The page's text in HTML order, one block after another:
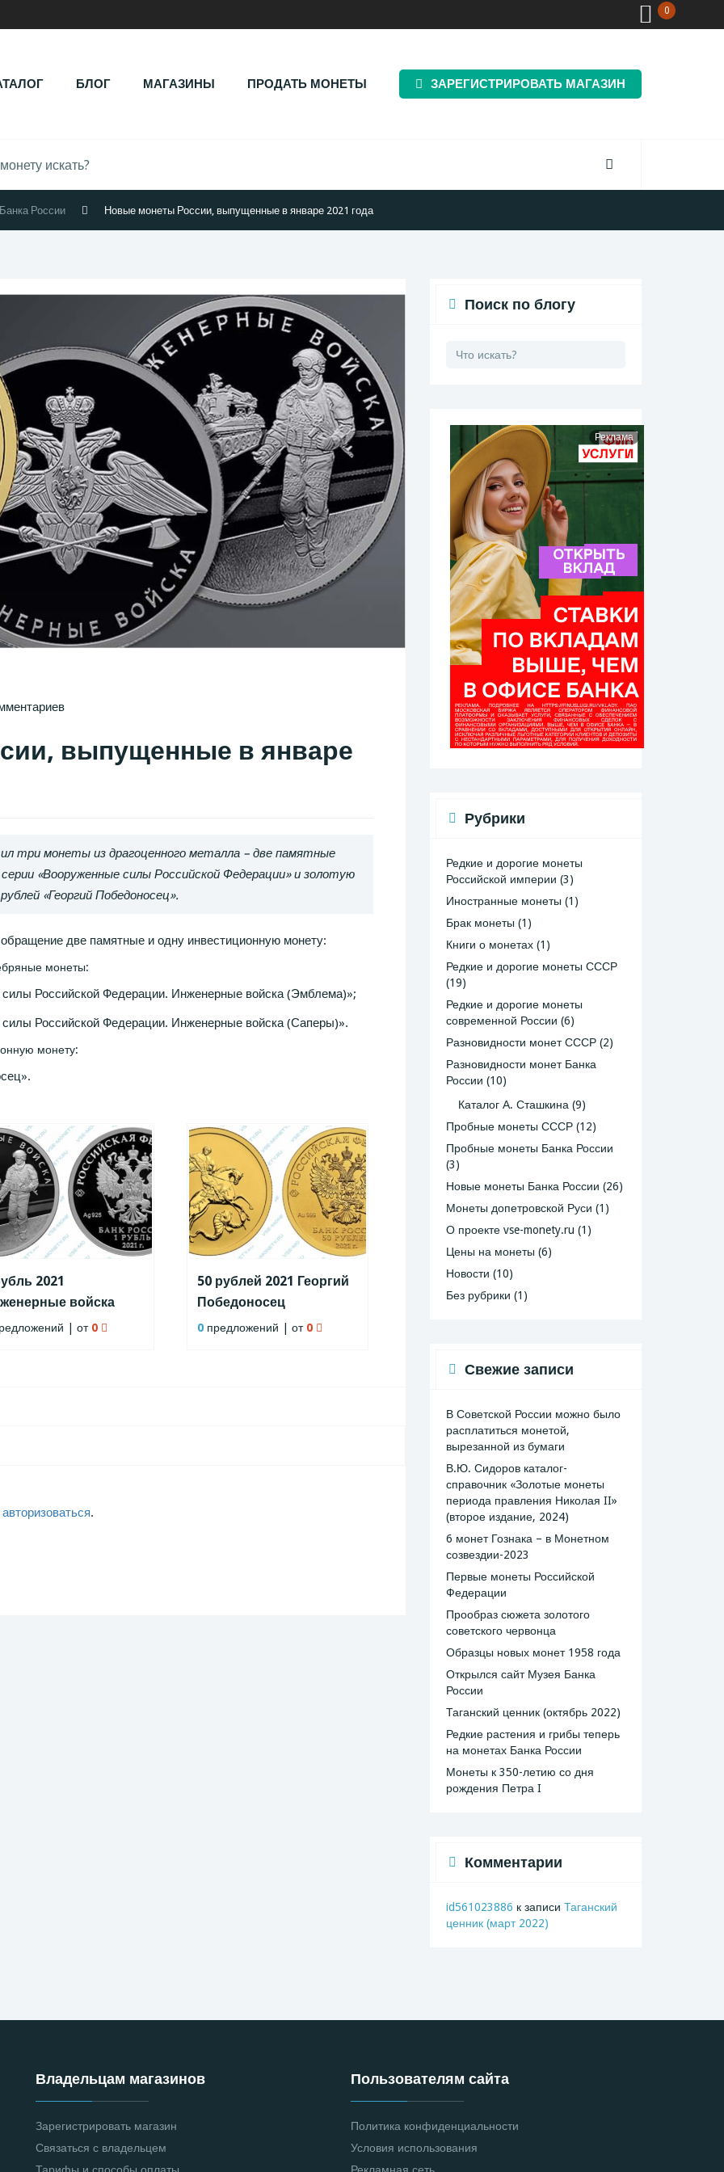
БЛОГ МАГАЗИНЫ ПРОДАТЬ МОНЕТЫ ЗАРЕГИСТРИРОВАТЬ МАГАЗИН
России Новые монеты России, выпущенные в январе 2021 года
выпущенные в январе
три монеты из драгоценного металла – две памятные
«Вооруженные силы Российской Федерации» и золотую
«Георгий Победоносец».
две памятные и одну инвестиционную монету:
монеты:
Российской Федерации. Инженерные войска (Эмблема)»;
Российской Федерации. Инженерные войска (Саперы)».
монету:
2021
войска
| от 0
50 рублей 2021 Георгий
Победоносец
0предложений | от 0
авторизоваться.
Поиск по блогу
Реклама
Рубрики
Редкие и дорогие монеты
Российской империи (3)
Иностранные монеты (1)
Брак монеты (1)
Книги о монетах(1)
Редкие и дорогие монеты СССР
(19)
Редкие и дорогие монеты
современной России (6)
Разновидности монет СССР(2)
Разновидности монет Банка
России (10)
Каталог А. Сташкина (9)
Пробные монеты СССР(12)
Пробные монеты Банка России
(3)
Новые монеты Банка России (26)
Монеты допетровской Руси (1)
О проекте vse-monety.ru (1)
Цены на монеты (6)
Новости (10)
Без рубрики (1)
Свежие записи
В Советской России можно было
расплатиться монетой,
вырезанной из бумаги
В.Ю. Сидоров каталог-
справочник «Золотые монеты
периода правления Николая II»
(второе издание, 2024)
6 монет Гознака – в Монетном
созвездии-2023
Первые монеты Российской
Федерации
Прообраз сюжета золотого
советского червонца
Образцы новых монет 1958 года
Открылся сайт Музея Банка
России
Таганский ценник (октябрь 2022)
Редкие растения и грибы теперь
на монетах Банка России
Монеты к 350-летию со дня
рождения Петра I
Комментарии
id561023886 к записи Таганский
ценник (март 2022)
Владельцам магазинов
Зарегистрировать магазин
Связаться с владельцем
Пользователям сайта
Политика конфиденциальности
Условия использования
0